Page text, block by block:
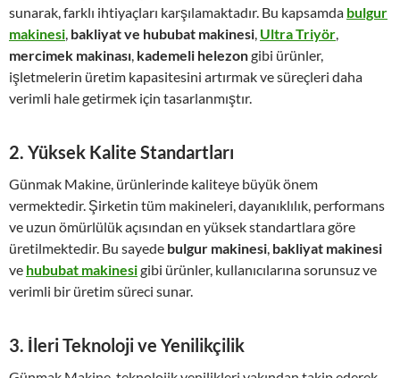
sunarak, farklı ihtiyaçları karşılamaktadır. Bu kapsamda bulgur
makinesi, bakliyat ve hububat makinesi, Ultra Triyör,
mercimek makinası, kademeli helezongibi ürünler,
işletmelerin üretim kapasitesini artırmak ve süreçleri daha
verimli hale getirmek için tasarlanmıştır.
2. Yüksek Kalite Standartları
Günmak Makine, ürünlerinde kaliteye büyük önem
vermektedir. Şirketin tüm makineleri, dayanıklılık, performans
ve uzun ömürlülük açısından en yüksek standartlara göre
üretilmektedir. Bu sayede bulgur makinesi, bakliyat makinesi
ve hububat makinesigibi ürünler, kullanıcılarına sorunsuz ve
verimli bir üretim süreci sunar.
3. İleri Teknoloji ve Yenilikçilik